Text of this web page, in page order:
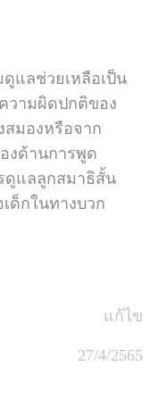
แลช่วยเหลือเป็น
วามผิดปกติของ
สมองหรือจาก
งด้านการพูด
ดูแลลูกสมาธิสั้น
ด็กในทางบวก
แก้ไข
27/4/2565